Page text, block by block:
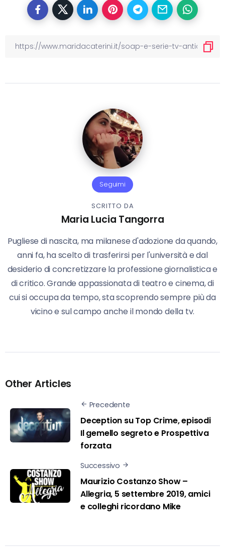
Seguimi
SCRITTO DA
Maria Lucia Tangorra
Pugliese di nascita, ma milanese d'adozione da quando,
anni fa, ha scelto di trasferirsi per l'università e dal
desiderio di concretizzare la professione giornalistica e
di critico. Grande appassionata di teatro e cinema, di
cui si occupa da tempo, sta scoprendo sempre più da
vicino e sul campo anche il mondo della tv.
Other Articles
Precedente
Deception su Top Crime, episodi
Il gemello segreto e Prospettiva
forzata
Successivo
Maurizio Costanzo Show –
Allegria, 5 settembre 2019, amici
e colleghi ricordano Mike